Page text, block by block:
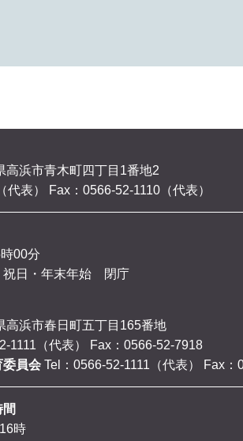
浜市青木町四丁目1番地2
代表）
Fax：0566-52-1110（代表）
00分
祝日・年末年始 閉庁
浜市春日町五丁目165番地
1111（代表）
Fax：0566-52-7918
委員会 Tel：0566-52-1111（代表） Fax：
時